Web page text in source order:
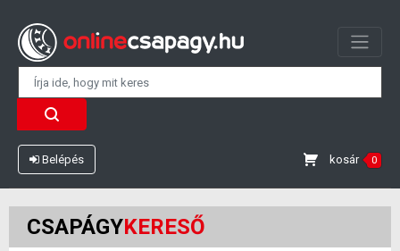
Belépés kosár 0
CSAPÁGYKERESŐ